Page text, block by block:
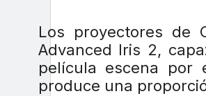
Los proyectores de
Advanced Iris 2,
película escena por
produce una